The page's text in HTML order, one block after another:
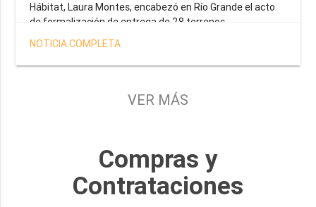
Hábitat, Laura Montes, encabezó en Río Grande el acto
de formalización de entrega de 28 terrenos
correspondientes a la operatoria especial anunciada por
el Gobernador Gustavo Melella, la cual tiene como
objetivo brindar una solución habitacional a docentes,
Provincia y del Servicio Penitenciario.
NOTICIA COMPLETA
VER MÁS
Compras y
Contrataciones